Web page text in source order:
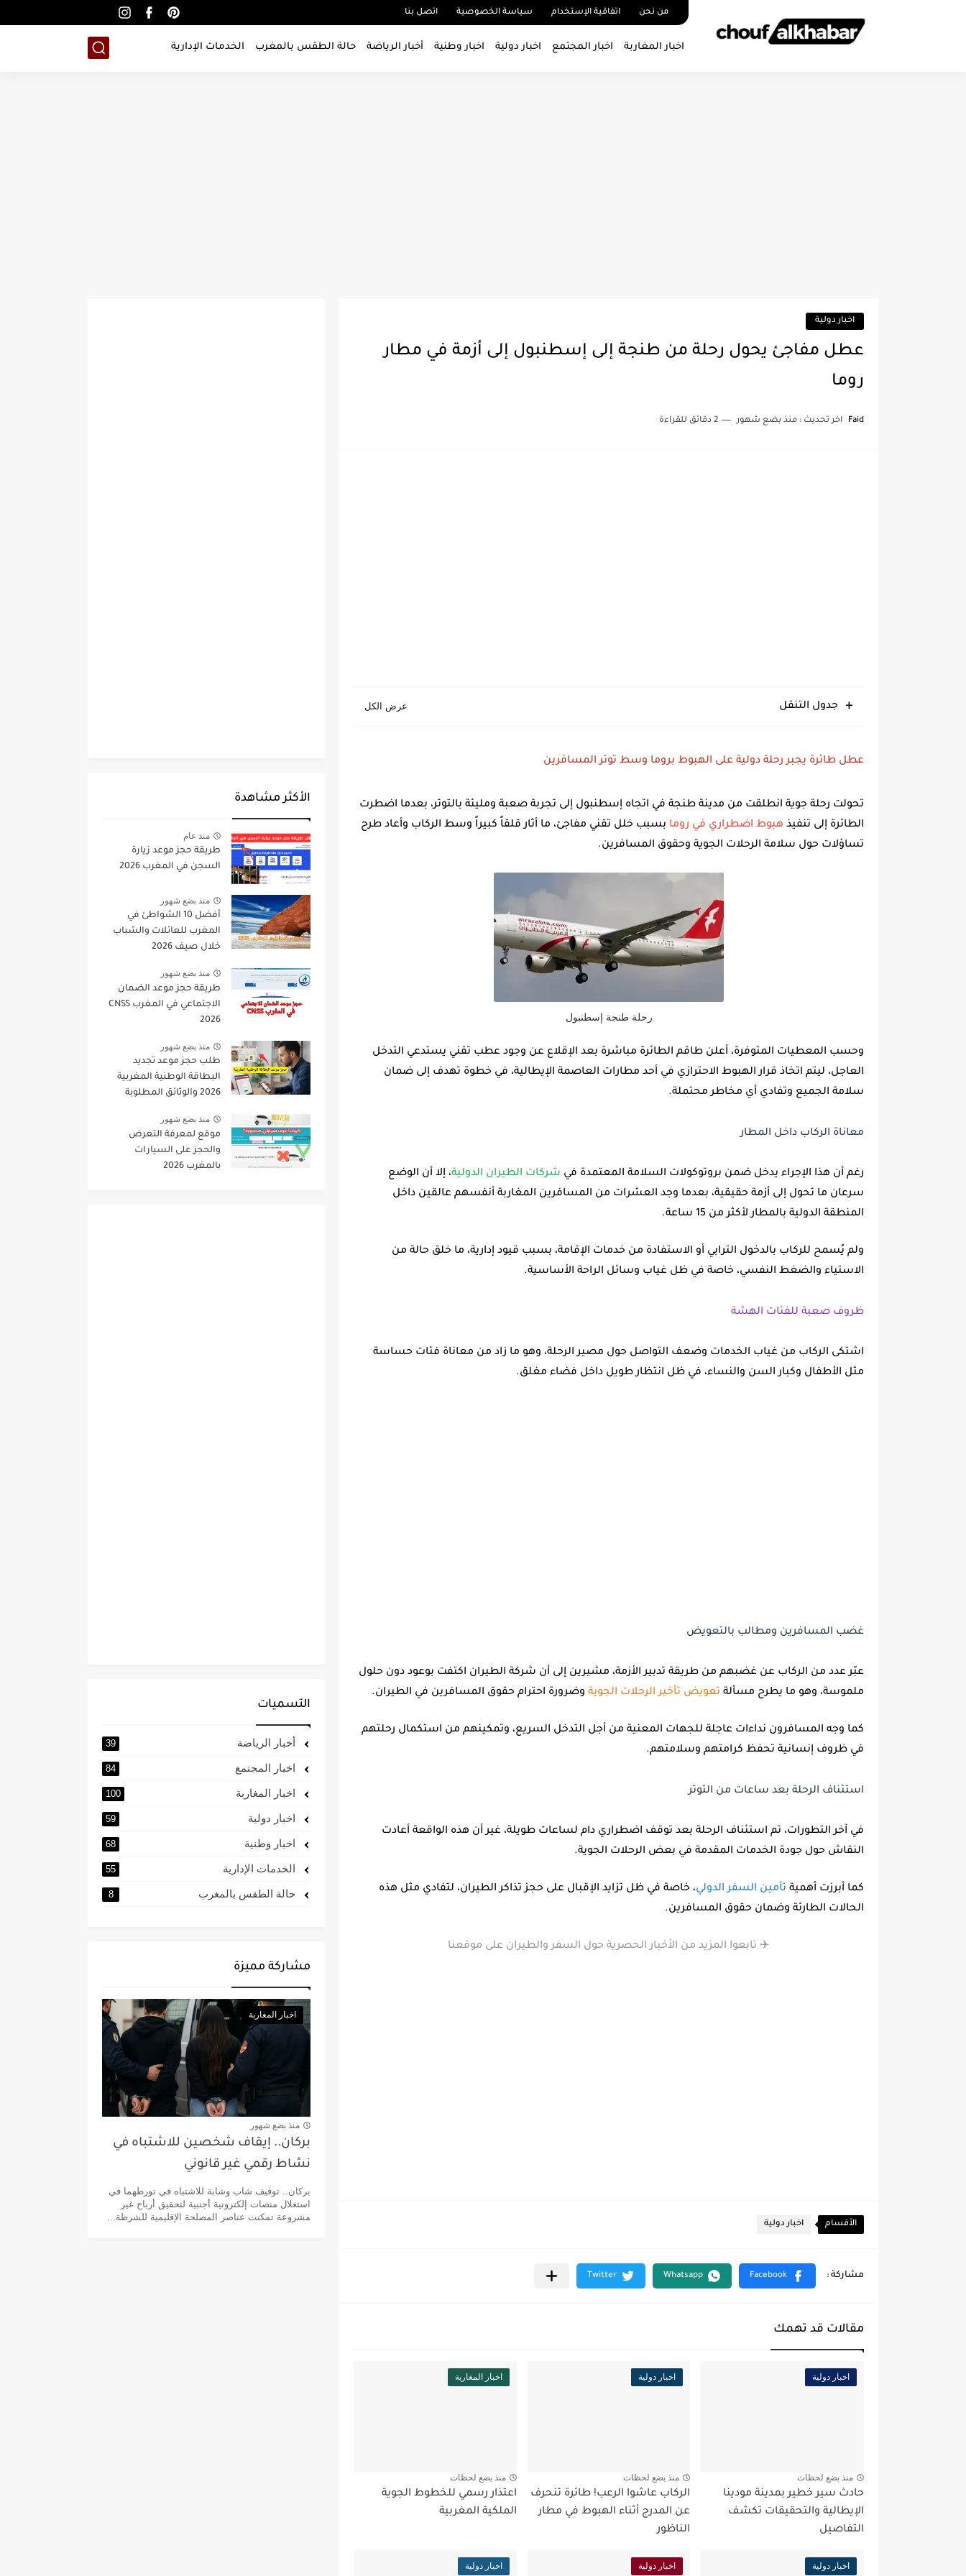
من نحن اتفاقية الإستخدام سياسة الخصوصية اتصل بنا
اخبار المغاربة اخبار المجتمع اخبار دولية اخبار وطنية أخبار الرياضة حالة الطقس بالمغرب الخدمات الإدارية
اخبار دولية
عطل مفاجئ يحول رحلة من طنجة إلى إسطنبول إلى أزمة في مطار
روما
Faid اخر تحديث : منذ بضع شهور 2 دقائق للقراءة
جدول التنقل
عطل طائرة يجبر رحلة دولية على الهبوط بروما وسط توتر المسافرين
تحولت رحلة جوية انطلقت من مدينة طنجة في اتجاه إسطنبول إلى تجربة صعبة ومليئة بالتوتر، بعدما اضطرت
الطائرة إلى تنفيذ هبوط اضطراري في روما بسبب خلل تقني مفاجئ، ما أثار قلقاً كبيراً وسط الركاب وأعاد طرح
تساؤلات حول سلامة الرحلات الجوية وحقوق المسافرين.
رحلة طنجة إسطنبول
وحسب المعطيات المتوفرة، أعلن طاقم الطائرة مباشرة بعد الإقلاع عن وجود عطب تقني يستدعي التدخل
العاجل، ليتم اتخاذ قرار الهبوط الاحترازي في أحد مطارات العاصمة الإيطالية، في خطوة تهدف إلى ضمان
سلامة الجميع وتفادي أي مخاطر محتملة.
معاناة الركاب داخل المطار
رغم أن هذا الإجراء يدخل ضمن بروتوكولات السلامة المعتمدة في شركات الطيران الدولية، إلا أن الوضع
سرعان ما تحول إلى أزمة حقيقية، بعدما وجد العشرات من المسافرين المغاربة أنفسهم عالقين داخل
المنطقة الدولية بالمطار لأكثر من 15 ساعة.
ولم يُسمح للركاب بالدخول الترابي أو الاستفادة من خدمات الإقامة، بسبب قيود إدارية، ما خلق حالة من
الاستياء والضغط النفسي، خاصة في ظل غياب وسائل الراحة الأساسية.
ظروف صعبة للفئات الهشة
اشتكى الركاب من غياب الخدمات وضعف التواصل حول مصير الرحلة، وهو ما زاد من معاناة فئات حساسة
مثل الأطفال وكبار السن والنساء، في ظل انتظار طويل داخل فضاء مغلق.
غضب المسافرين ومطالب بالتعويض
عبّر عدد من الركاب عن غضبهم من طريقة تدبير الأزمة، مشيرين إلى أن شركة الطيران اكتفت بوعود دون حلول
ملموسة، وهو ما يطرح مسألة تعويض تأخير الرحلات الجوية وضرورة احترام حقوق المسافرين في الطيران.
كما وجه المسافرون نداءات عاجلة للجهات المعنية من أجل التدخل السريع، وتمكينهم من استكمال رحلتهم
في ظروف إنسانية تحفظ كرامتهم وسلامتهم.
استئناف الرحلة بعد ساعات من التوتر
في آخر التطورات، تم استئناف الرحلة بعد توقف اضطراري دام لساعات طويلة، غير أن هذه الواقعة أعادت
النقاش حول جودة الخدمات المقدمة في بعض الرحلات الجوية.
كما أبرزت أهمية تأمين السفر الدولي، خاصة في ظل تزايد الإقبال على حجز تذاكر الطيران، لتفادي مثل هذه
الحالات الطارئة وضمان حقوق المسافرين.
✈️ تابعوا المزيد من الأخبار الحصرية حول السفر والطيران على موقعنا
الأقسام اخبار دولية
مقالات قد تهمك
اخبار دولية
منذ بضع لحظات
حادث سير خطير بمدينة مودينا
الإيطالية والتحقيقات تكشف
التفاصيل
اخبار دولية
منذ بضع لحظات
الركاب عاشوا الرعب! طائرة تنحرف
عن المدرج أثناء الهبوط في مطار
الناظور
اخبار المغاربة
منذ بضع لحظات
اعتذار رسمي للخطوط الجوية
الملكية المغربية
اخبار دولية اخبار دولية اخبار دولية
الأكثر مشاهدة
منذ عام
طريقة حجز موعد زيارة
السجن في المغرب 2026
منذ بضع شهور
أفضل 10 الشواطئ في
المغرب للعائلات والشباب
خلال صيف 2026
منذ بضع شهور
طريقة حجز موعد الضمان
الاجتماعي في المغرب CNSS
2026
منذ بضع شهور
طلب حجز موعد تجديد
البطاقة الوطنية المغربية
2026 والوثائق المطلوبة
منذ بضع شهور
موقع لمعرفة التعرض
والحجز على السيارات
بالمغرب 2026
التسميات
أخبار الرياضة 39
اخبار المجتمع 84
اخبار المغاربة 100
اخبار دولية 59
اخبار وطنية 68
الخدمات الإدارية 55
حالة الطقس بالمغرب 8
مشاركة مميزة
اخبار المغاربة
منذ بضع شهور
بركان.. إيقاف شخصين للاشتباه في
نشاط رقمي غير قانوني
بركان.. توقيف شاب وشابة للاشتباه في تورطهما في
استغلال منصات إلكترونية أجنبية لتحقيق أرباح غير
مشروعة تمكنت عناصر المصلحة الإقليمية للشرطة...